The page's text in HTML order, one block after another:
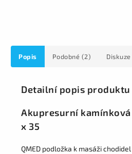
Popis Podobné (2) Diskuze
Detailní popis produktu
Akupresurní kamínková
x 35
QMED podložka k masáži